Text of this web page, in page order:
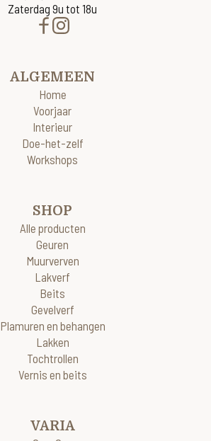
Zaterdag 9u tot 18u
ALGEMEEN
Home
Voorjaar
Interieur
Doe-het-zelf
Workshops
SHOP
Alle producten
Geuren
Muurverven
Lakverf
Beits
Gevelverf
Plamuren en behangen
Lakken
Tochtrollen
Vernis en beits
VARIA